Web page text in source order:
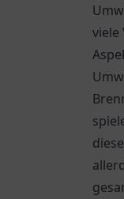
viele